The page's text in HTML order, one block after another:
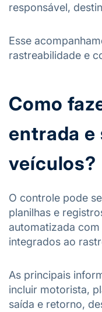
responsável,
Esse
rastreabilidade e
Como
entrada e
veículos?
O controle pode
planilhas e
automatizada
integrados ao
As principais
incluir motorista,
saída e retorno,